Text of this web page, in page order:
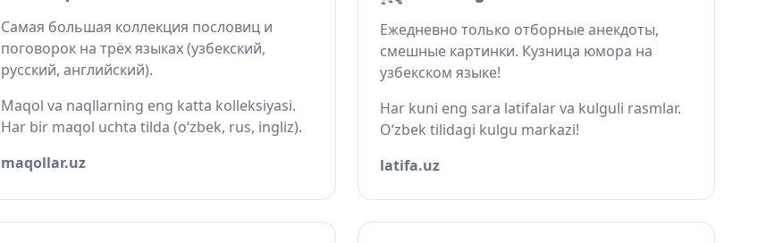
Самая большая коллекция пословиц и
поговорок на трёх языках (узбекский,
русский, английский).
Maqol va naqllarning eng katta kolleksiyasi.
Har bir maqol uchta tilda (o‘zbek, rus, ingliz).
maqollar.uz
Ежедневно только отборные анекдоты,
смешные картинки. Кузница юмора на
узбекском языке!
Har kuni eng sara latifalar va kulguli rasmlar.
O‘zbek tilidagi kulgu markazi!
latifa.uz